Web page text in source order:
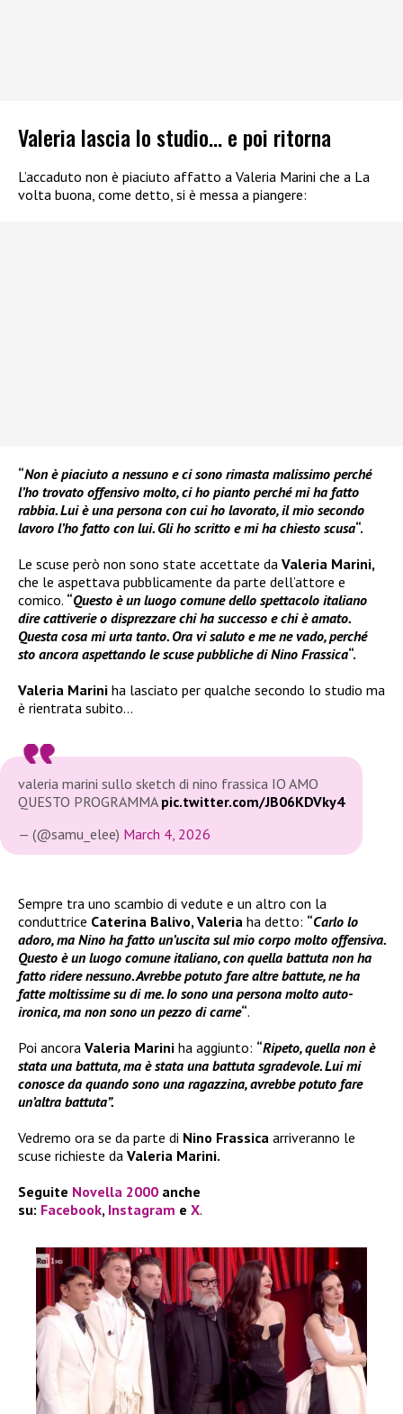
Valeria lascia lo studio… e poi ritorna
L’accaduto non è piaciuto affatto a Valeria Marini che a La
volta buona, come detto, si è messa a piangere:
“Non è piaciuto a nessuno e ci sono rimasta malissimo perché
l’ho trovato offensivo molto, ci ho pianto perché mi ha fatto
rabbia. Lui è una persona con cui ho lavorato, il mio secondo
lavoro l’ho fatto con lui. Gli ho scritto e mi ha chiesto scusa“.
Le scuse però non sono state accettate da Valeria Marini,
che le aspettava pubblicamente da parte dell’attore e
comico. “Questo è un luogo comune dello spettacolo italiano
dire cattiverie o disprezzare chi ha successo e chi è amato.
Questa cosa mi urta tanto. Ora vi saluto e me ne vado, perché
sto ancora aspettando le scuse pubbliche di Nino Frassica“.
Valeria Marini ha lasciato per qualche secondo lo studio ma
è rientrata subito…
valeria marini sullo sketch di nino frassica IO AMO
QUESTO PROGRAMMA pic.twitter.com/JB06KDVky4
— (@samu_elee) March 4, 2026
Sempre tra uno scambio di vedute e un altro con la
conduttrice Caterina Balivo, Valeria ha detto: “Carlo lo
adoro, ma Nino ha fatto un’uscita sul mio corpo molto offensiva.
Questo è un luogo comune italiano, con quella battuta non ha
fatto ridere nessuno. Avrebbe potuto fare altre battute, ne ha
fatte moltissime su di me. Io sono una persona molto auto-
ironica, ma non sono un pezzo di carne“.
Poi ancora Valeria Marini ha aggiunto: “Ripeto, quella non è
stata una battuta, ma è stata una battuta sgradevole. Lui mi
conosce da quando sono una ragazzina, avrebbe potuto fare
un’altra battuta”.
Vedremo ora se da parte di Nino Frassica arriveranno le
scuse richieste da Valeria Marini.
Seguite Novella 2000 anche
su: Facebook, Instagram e X.